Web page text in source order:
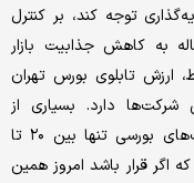
توجه کند، بر کنترل
به کاهش جذابیت بازار
ارزش تابلوی بورس تهران
شرکت‌ها دارد. بسیاری از
تحلیلگران بر این باورند که ارزش بازار شرکت‌های بورسی تنها بین ۲۰ تا
اگر قرار باشد امروز همین